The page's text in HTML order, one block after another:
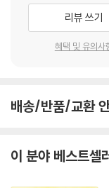
기'가 없는 겁쟁이 사자
내용을 통해 진정한 '지
자신 안에 있다는 교훈
캔자스에 살고 있는 소
게 죽은 마녀가 신고 있
아가는 방법을 알고 있
리뷰 쓰기
혜택 및 유의사
배송/반품/교환
이 분야 베스트셀